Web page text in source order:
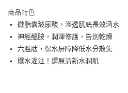
街口支付
悠遊付
Google Pay
商品特色
微脂囊玻尿酸，滲透肌底長效涵水
神經醯胺，潤澤修護，告別乾燥
六胜肽，保水屏障降低水分散失
爆水灌注！還原清新水潤肌